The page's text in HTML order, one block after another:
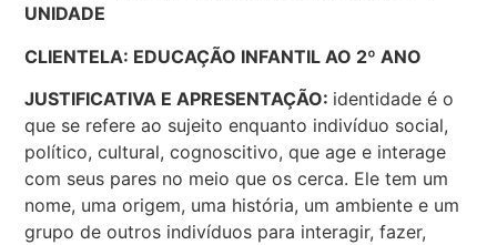
UNIDADE
CLIENTELA: EDUCAÇÃO INFANTIL AO 2º ANO
JUSTIFICATIVA E APRESENTAÇÃO: identidade é o
que se refere ao sujeito enquanto indivíduo social,
político, cultural, cognoscitivo, que age e interage
com seus pares no meio que os cerca. Ele tem um
nome, uma origem, uma história, um ambiente e um
grupo de outros indivíduos para interagir, fazer,